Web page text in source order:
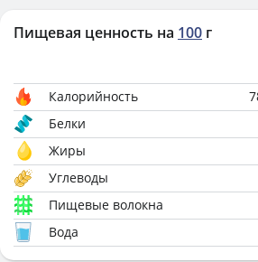
Пищевая ценность на 100 г
Калорийность
Белки
Жиры
Углеводы
Пищевые волокна
Вода